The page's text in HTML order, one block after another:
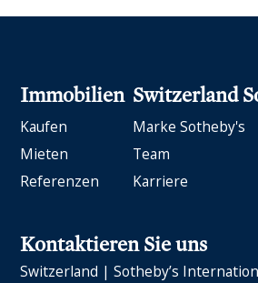
Immobilien
Kaufen
Mieten
Referenzen
Switzerland
Marke Sotheby's
Team
Karriere
Kontaktieren Sie uns
Switzerland | Sotheby’s